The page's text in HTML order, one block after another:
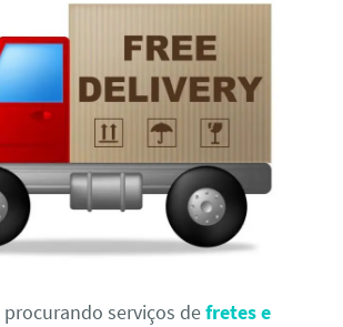
procurando serviços defretes e